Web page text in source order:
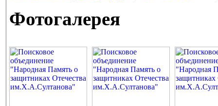
Фотогалерея